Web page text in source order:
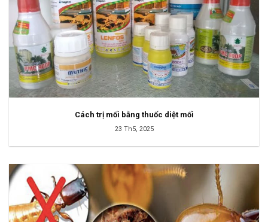
Cách trị mối bằng thuốc diệt mối
23 Th5, 2025